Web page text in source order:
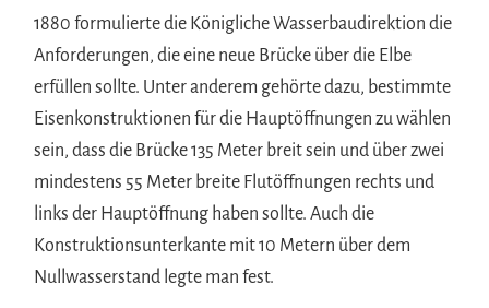
1880 formulierte die Königliche Wasserbaudirektion die
Anforderungen, die eine neue Brücke über die Elbe
erfüllen sollte. Unter anderem gehörte dazu, bestimmte
Eisenkonstruktionen für die Hauptöffnungen zu wählen
sein, dass die Brücke 135 Meter breit sein und über zwei
mindestens 55 Meter breite Flutöffnungen rechts und
links der Hauptöffnung haben sollte. Auch die
Konstruktionsunterkante mit 10 Metern über dem
Nullwasserstand legte man fest.